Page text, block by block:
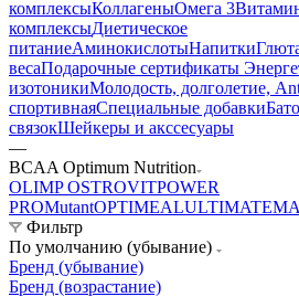
комплексыКоллагеныОмега 3
комплексыДиетическое
питаниеАминокислотыНапитки
весаПодарочные сертификаты
изотоникиМолодость, долголетие,
спортивнаяСпециальные добавки
связокШейкеры и акссесуары
—
BCAA Optimum Nutrition
OLIMPOSTROVITPOWER
PROMutantOPTIMEALULTIMATE
Фильтр
По умолчанию (убывание)
Бренд (убывание)
Бренд (возрастание)